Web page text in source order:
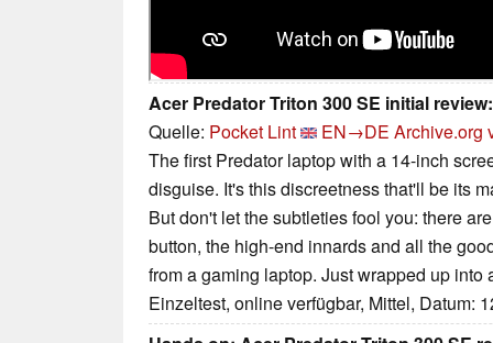
Acer Predator Triton 300 SE initial
Quelle: Pocket Lint EN→DE Archive.org
The first Predator laptop with a 14-inch
disguise. It's this discreetness that'll be its
But don't let the subtleties fool you: there
button, the high-end innards and all the
from a gaming laptop. Just wrapped up into
Einzeltest, online verfügbar, Mittel, Datum: